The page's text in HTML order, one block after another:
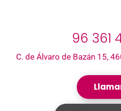
A
p
p
96 361
C. de Álvaro de Bazán 15,